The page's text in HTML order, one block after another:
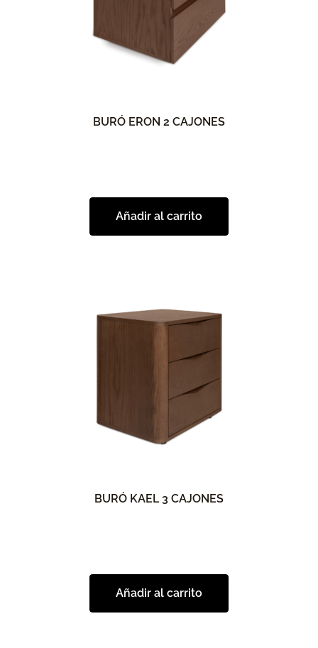
BURÓ ERON 2 CAJONES
Añadir al carrito
BURÓ KAEL 3 CAJONES
Añadir al carrito